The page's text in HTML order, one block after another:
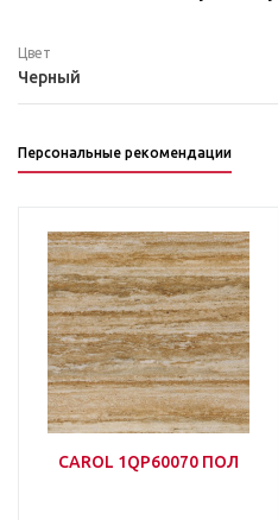
Цвет
Черный
Персональные рекомендации
CAROL 1QP60070 ПОЛ